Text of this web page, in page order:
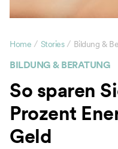
BILDUNG & BERATUNG
Home / Stories / Bildung &
So sparen
Prozent
Geld